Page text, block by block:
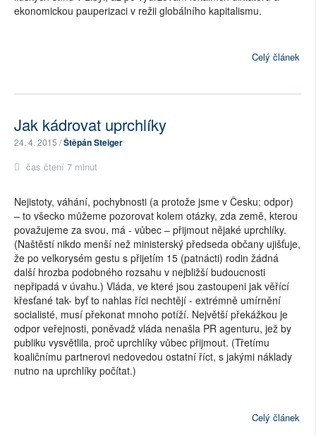
ekonomickou pauperizaci v režii globálního kapitalismu.
Celý článek
Jak kádrovat uprchlíky
24. 4. 2015 /Štěpán Steiger
čas čtení 7 minut
Nejistoty, váhání, pochybnosti (a protože jsme v Česku: odpor)
– to všecko můžeme pozorovat kolem otázky, zda země, kterou
považujeme za svou, má - vůbec – přijmout nějaké uprchlíky.
(Naštěstí nikdo menší než ministerský předseda občany ujišťuje,
že po velkorysém gestu s přijetím 15 (patnácti) rodin žádná
další hrozba podobného rozsahu v nejbližší budoucnosti
nepřipadá v úvahu.) Vláda, ve které jsou zastoupeni jak věřící
křesťané tak- byť to nahlas říci nechtějí - extrémně umírnění
socialisté, musí překonat mnoho potíží. Největší překážkou je
odpor veřejnosti, poněvadž vláda nenašla PR agenturu, jež by
publiku vysvětlila, proč uprchlíky vůbec přijmout. (Třetímu
koaličnímu partnerovi nedovedou ostatní říct, s jakými náklady
nutno na uprchlíky počítat.)
Celý článek